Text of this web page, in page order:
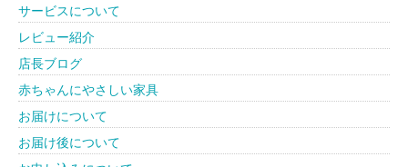
サービスについて
レビュー紹介
店長ブログ
赤ちゃんにやさしい家具
お届けについて
お届け後について